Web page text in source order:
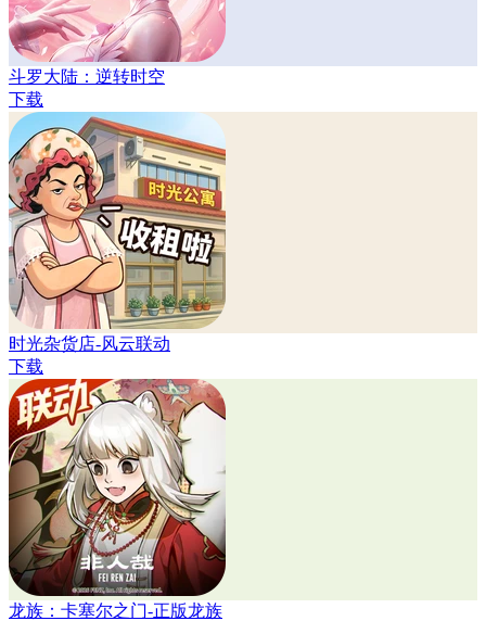
斗罗大陆：逆转时空
下载
时光杂货店-风云联动
下载
龙族：卡塞尔之门-正版龙族